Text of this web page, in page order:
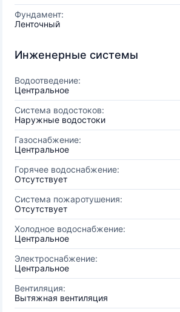
Фундамент:
Ленточный
Инженерные системы
Водоотведение:
Центральное
Система водостоков:
Наружные водостоки
Газоснабжение:
Центральное
Горячее водоснабжение:
Отсутствует
Система пожаротушения:
Отсутствует
Холодное водоснабжение:
Центральное
Электроснабжение:
Центральное
Вентиляция:
Вытяжная вентиляция